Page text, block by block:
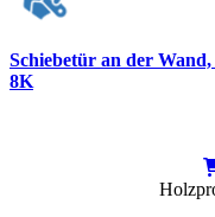
Schiebetür an der
8K